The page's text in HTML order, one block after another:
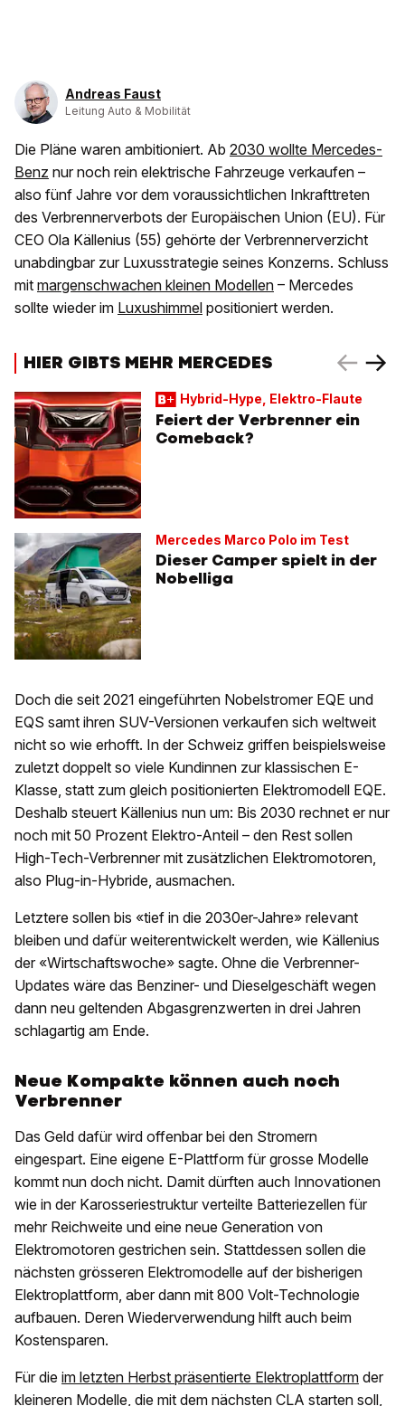
Andreas Faust
Leitung Auto & Mobilität
Die Pläne waren ambitioniert. Ab 2030 wollte Mercedes-
Benz nur noch rein elektrische Fahrzeuge verkaufen –
also fünf Jahre vor dem voraussichtlichen Inkrafttreten
des Verbrennerverbots der Europäischen Union (EU). Für
CEO Ola Källenius (55) gehörte der Verbrennerverzicht
unabdingbar zur Luxusstrategie seines Konzerns. Schluss
mit margenschwachen kleinen Modellen – Mercedes
sollte wieder im Luxushimmel positioniert werden.
HIER GIBTS MEHR MERCEDES
Hybrid-Hype, Elektro-Flaute
Feiert der Verbrenner ein
Comeback?
Mercedes Marco Polo im Test
Dieser Camper spielt in der
Nobelliga
Doch die seit 2021 eingeführten Nobelstromer EQE und
EQS samt ihren SUV-Versionen verkaufen sich weltweit
nicht so wie erhofft. In der Schweiz griffen beispielsweise
zuletzt doppelt so viele Kundinnen zur klassischen E-
Klasse, statt zum gleich positionierten Elektromodell EQE.
Deshalb steuert Källenius nun um: Bis 2030 rechnet er nur
noch mit 50 Prozent Elektro-Anteil – den Rest sollen
High-Tech-Verbrenner mit zusätzlichen Elektromotoren,
also Plug-in-Hybride, ausmachen.
Letztere sollen bis «tief in die 2030er-Jahre» relevant
bleiben und dafür weiterentwickelt werden, wie Källenius
der «Wirtschaftswoche» sagte. Ohne die Verbrenner-
Updates wäre das Benziner- und Dieselgeschäft wegen
dann neu geltenden Abgasgrenzwerten in drei Jahren
schlagartig am Ende.
Neue Kompakte können auch noch
Verbrenner
Das Geld dafür wird offenbar bei den Stromern
eingespart. Eine eigene E-Plattform für grosse Modelle
kommt nun doch nicht. Damit dürften auch Innovationen
wie in der Karosseriestruktur verteilte Batteriezellen für
mehr Reichweite und eine neue Generation von
Elektromotoren gestrichen sein. Stattdessen sollen die
nächsten grösseren Elektromodelle auf der bisherigen
Elektroplattform, aber dann mit 800 Volt-Technologie
aufbauen. Deren Wiederverwendung hilft auch beim
Kostensparen.
Für die im letzten Herbst präsentierte Elektroplattform der
kleineren Modelle, die mit dem nächsten CLA starten soll,